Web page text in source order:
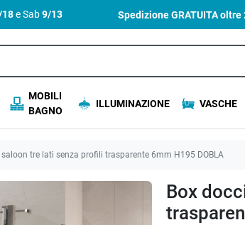
18e Sab9/13 Spedizione GRATUITA oltre
MOBILI
BAGNO
ILLUMINAZIONE VASCHE
saloon tre lati senza profili trasparente 6mm H195 DOBLA
Box